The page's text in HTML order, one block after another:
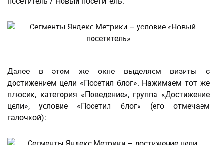
Далее в этом же окне выделяем визиты с
достижением цели «Посетил блог». Нажимаем тот же
плюсик, категория «Поведение», группа «Достижение
цели», условие «Посетил блог» (его отмечаем
галочкой):